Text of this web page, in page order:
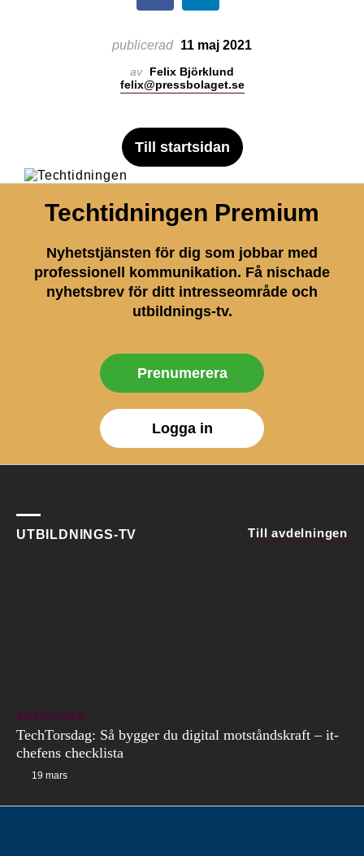
publicerad 11 maj 2021
av
Felix Björklund
felix@pressbolaget.se
Till startsidan
Techtidningen Premium
Nyhetstjänsten för dig som jobbar med
professionell kommunikation. Få nischade
nyhetsbrev för ditt intresseområde och
utbildnings-tv.
Prenumerera
Logga in
UTBILDNINGS-TV Till avdelningen
BRANSCHEN
TechTorsdag: Så bygger du digital motståndskraft – it-
chefens checklista
19 mars